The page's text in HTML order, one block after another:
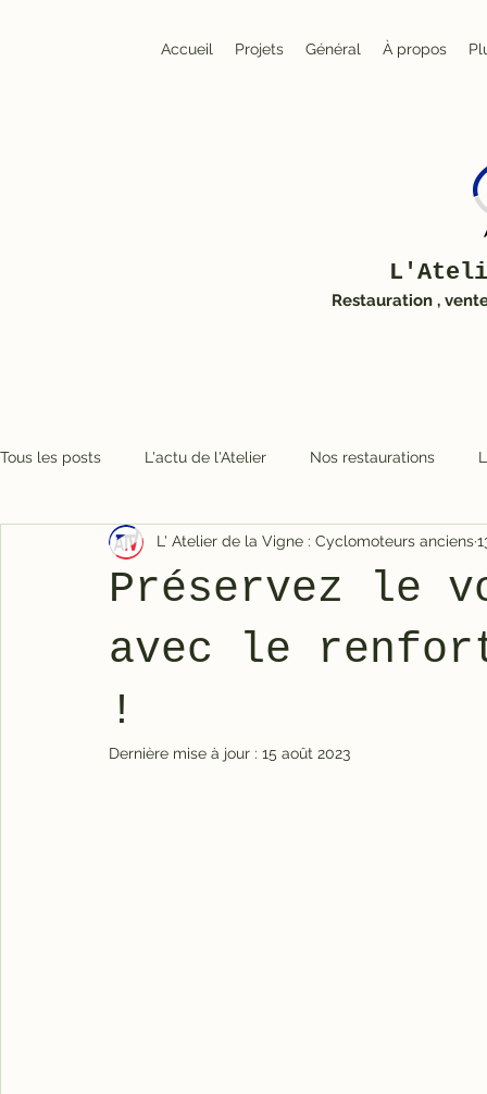
Accueil Projets Général À propos
Restauration ,
Tous les posts L'actu de l'Atelier Nos restaurations
Préservez le
avec le
!
L' Atelier de la Vigne : Cyclomoteurs anciens
Dernière mise à jour : 15 août 2023